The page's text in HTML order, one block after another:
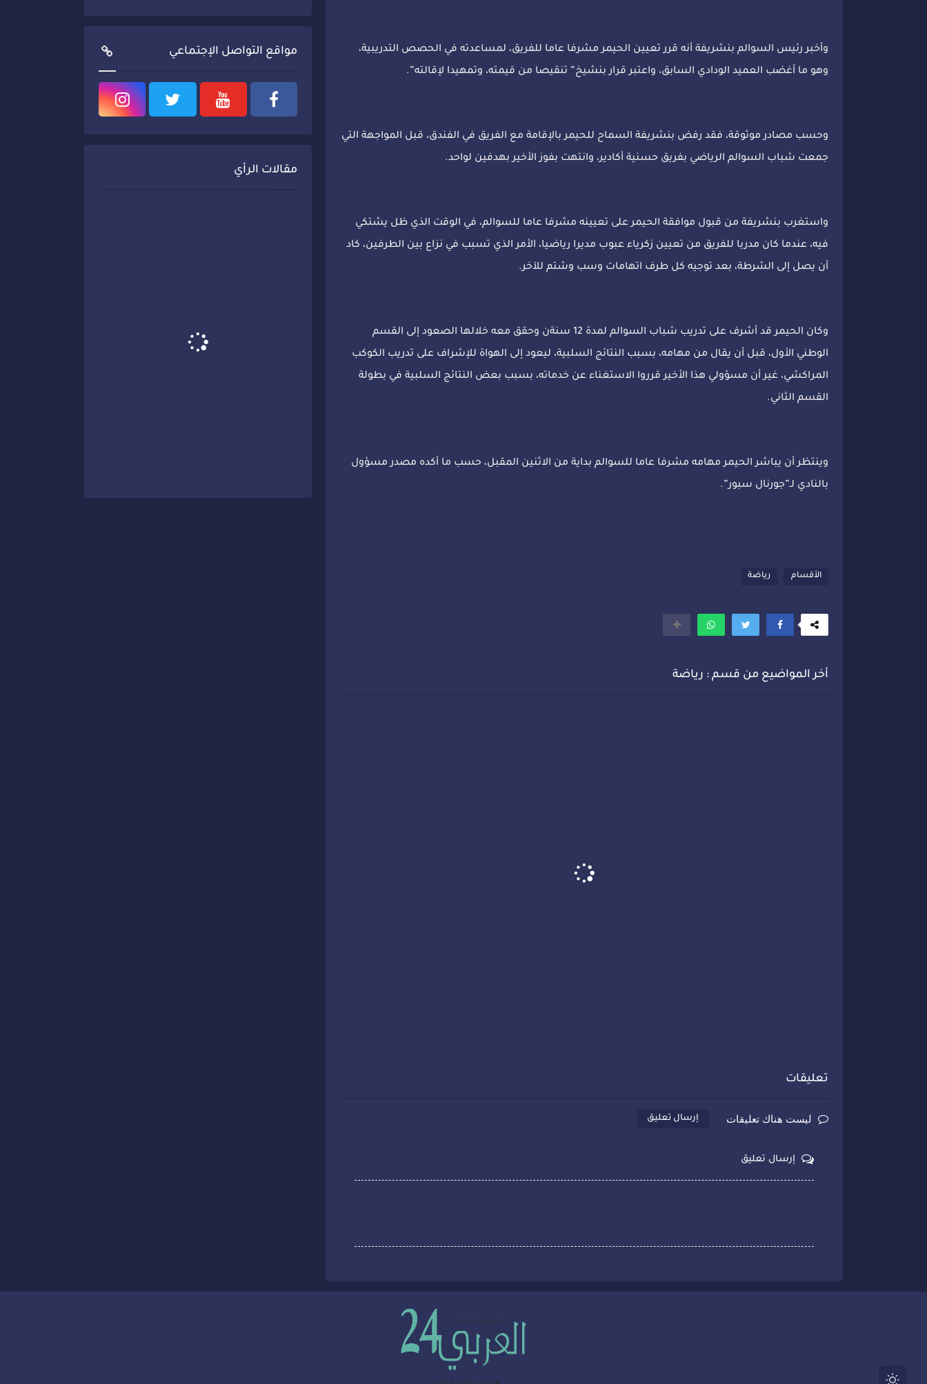
وأخبر رئيس السوالم بنشريفة أنه قرر تعيين الحيمر مشرفا عاما للفريق، لمساعدته في الحصص التدريبية،
وهو ما أغضب العميد الودادي السابق، واعتبر قرار بنشيخ” تنقيصا من قيمته، وتمهيدا لإقالته”.
وحسب مصادر موثوقة، فقد رفض بنشريفة السماح للحيمر بالإقامة مع الفريق في الفندق، قبل المواجهة التي
جمعت شباب السوالم الرياضي بفريق حسنية أكادير، وانتهت بفوز الأخير بهدفين لواحد.
واستغرب بنشريفة من قبول موافقة الحيمر على تعيينه مشرفا عاما للسوالم، في الوقت الذي ظل يشتكي
فيه، عندما كان مدربا للفريق من تعيين زكرياء عبوب مديرا رياضيا، الأمر الذي تسبب في نزاع بين الطرفين، كاد
أن يصل إلى الشرطة، بعد توجيه كل طرف اتهامات وسب وشتم للآخر.
وكان الحيمر قد أشرف على تدريب شباب السوالم لمدة 12 سنةن وحقق معه خلالها الصعود إلى القسم
الوطني الأول، قبل أن يقال من مهامه، بسبب النتائج السلبية، ليعود إلى الهواة للإشراف على تدريب الكوكب
المراكشي، غير أن مسؤولي هذا الأخير قرروا الاستغناء عن خدماته، بسبب بعض النتائج السلبية في بطولة
القسم الثاني.
وينتظر أن يباشر الحيمر مهامه مشرفا عاما للسوالم بداية من الاثنين المقبل، حسب ما أكده مصدر مسؤول
بالنادي لـ”جورنال سبور”.
الأقسام رياضة
أخر المواضيع من قسم : رياضة
تعليقات
ليست هناك تعليقات إرسال تعليق
إرسال تعليق
مواقع التواصل الإجتماعي
مقالات الرأي